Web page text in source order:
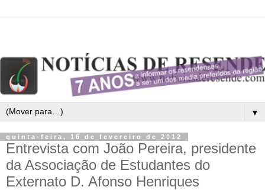
▼
quinta-feira, 16 de fevereiro de 2012
Entrevista com João Pereira, presidente
da Associação de Estudantes do
Externato D. Afonso Henriques